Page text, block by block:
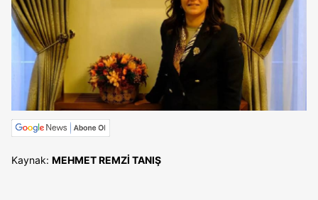
Kaynak: MEHMET REMZİ TANIŞ